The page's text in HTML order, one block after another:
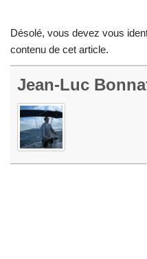
Désolé, vous devez vous
contenu de cet article.
Jean-Luc